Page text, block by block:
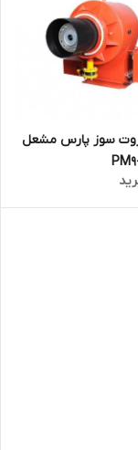
سوز پارس مشعل